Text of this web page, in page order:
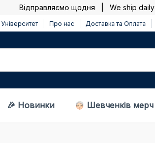
Відправляємо щодня | We ship daily |
Університет Про нас Доставка та Оплата
🎉 Новинки Шевченків мерч